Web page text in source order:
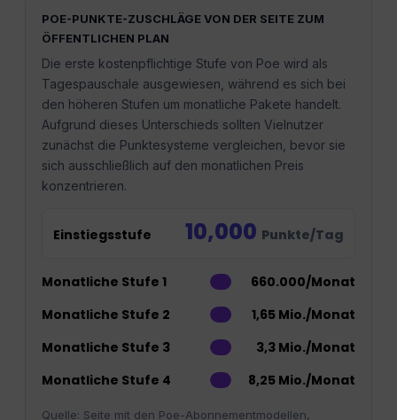
POE-PUNKTE-ZUSCHLÄGE VON DER SEITE ZUM
ÖFFENTLICHEN PLAN
Die erste kostenpflichtige Stufe von Poe wird als
Tagespauschale ausgewiesen, während es sich bei
den höheren Stufen um monatliche Pakete handelt.
Aufgrund dieses Unterschieds sollten Vielnutzer
zunächst die Punktesysteme vergleichen, bevor sie
sich ausschließlich auf den monatlichen Preis
konzentrieren.
Einstiegsstufe 10,000 Punkte/Tag
Monatliche Stufe 1
660.000/Monat
Monatliche Stufe 2
1,65 Mio./Monat
Monatliche Stufe 3
3,3 Mio./Monat
Monatliche Stufe 4
8,25 Mio./Monat
Quelle: Seite mit den Poe-Abonnementmodellen,